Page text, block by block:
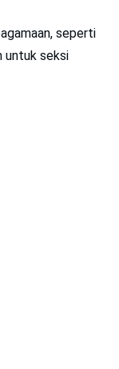
seperti
untuk seksi